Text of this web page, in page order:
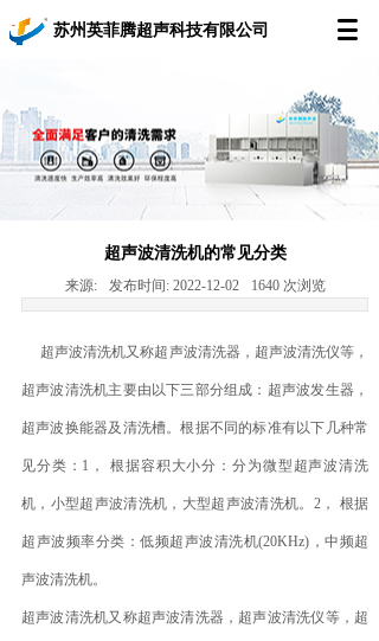
苏州英菲腾超声科技有限公司
超声波清洗机的常见分类
来源: 发布时间: 2022-12-02 1640 次浏览
超声波清洗机又称超声波清洗器，超声波清洗仪等，
超声波清洗机主要由以下三部分组成：超声波发生器，
超声波换能器及清洗槽。根据不同的标准有以下几种常
见分类：1， 根据容积大小分：分为微型超声波清洗
机，小型超声波清洗机，大型超声波清洗机。2， 根据
超声波频率分类：低频超声波清洗机(20KHz)，中频超
声波清洗机。
超声波清洗机又称超声波清洗器，超声波清洗仪等，超